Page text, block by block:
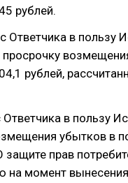
рублей.
Ответчика в пользу
просрочку
рублей,
в пользу
убытков в
прав
на момент